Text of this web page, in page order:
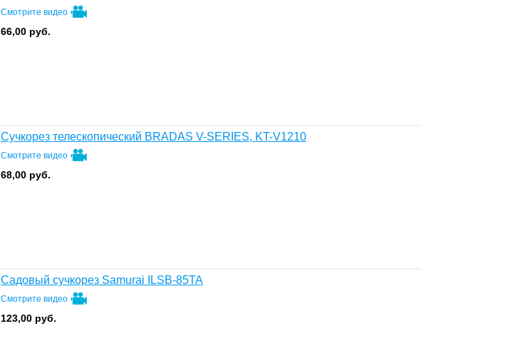
Смотрите видео
66,00 руб.
Сучкорез телескопический BRADAS V-SERIES, KT-V1210
Смотрите видео
68,00 руб.
Садовый сучкорез Samurai ILSB-85TA
Смотрите видео
123,00 руб.